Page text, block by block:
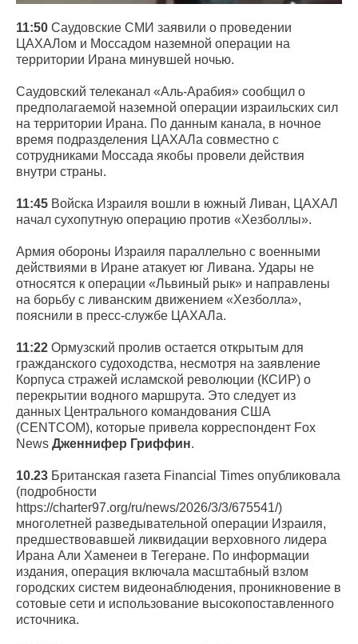
11:50 Саудовские СМИ заявили о проведении
ЦАХАЛом и Моссадом наземной операции на
территории Ирана минувшей ночью.
Саудовский телеканал «Аль-Арабия» сообщил о
предполагаемой наземной операции израильских сил
на территории Ирана. По данным канала, в ночное
время подразделения ЦАХАЛа совместно с
сотрудниками Моссада якобы провели действия
внутри страны.
11:45 Войска Израиля вошли в южный Ливан, ЦАХАЛ
начал сухопутную операцию против «Хезболлы».
Армия обороны Израиля параллельно с военными
действиями в Иране атакует юг Ливана. Удары не
относятся к операции «Львиный рык» и направлены
на борьбу с ливанским движением «Хезболла»,
пояснили в пресс-службе ЦАХАЛа.
11:22 Ормузский пролив остается открытым для
гражданского судоходства, несмотря на заявление
Корпуса стражей исламской революции (КСИР) о
перекрытии водного маршрута. Это следует из
данных Центрального командования США
(CENTCOM), которые привела корреспондент Fox
News Дженнифер Гриффин.
10.23 Британская газета Financial Times опубликовала
(подробности
https://charter97.org/ru/news/2026/3/3/675541/)
многолетней разведывательной операции Израиля,
предшествовавшей ликвидации верховного лидера
Ирана Али Хаменеи в Тегеране. По информации
издания, операция включала масштабный взлом
городских систем видеонаблюдения, проникновение в
сотовые сети и использование высокопоставленного
источника.